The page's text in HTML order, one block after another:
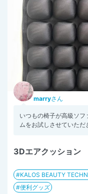
marryさん
いつもの椅子が高級ソ
ムをお試しさせていただ
3Dエアクッション
KALOS BEAUTY
便利グッズ